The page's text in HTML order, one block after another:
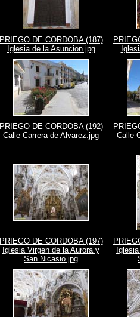
PRIEGO DE CORDOBA (187)
Iglesia de la Asuncion.jpg
PRIEGO DE CORDOBA (192)
Calle Carrera de Alvarez.jpg
Calle
PRIEGO DE CORDOBA (197)
Iglesia Virgen de la Aurora y
San Nicasio.jpg